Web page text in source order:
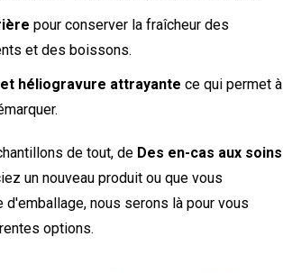
pour conserver la fraîcheur des
et des boissons.
héliogravure attrayante ce qui permet à
de tout, de Des en-cas aux soins
un nouveau produit ou que vous
nous serons là pour vous
options.